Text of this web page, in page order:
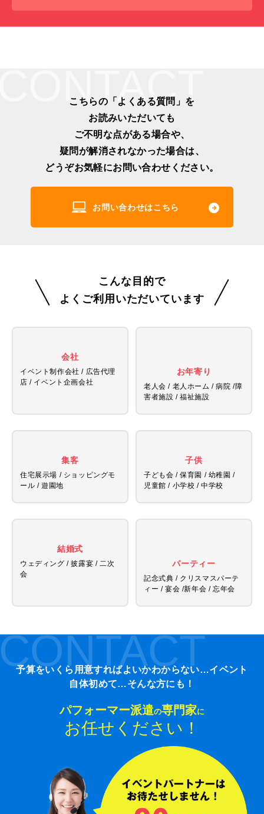
こちらの「よくある質問」を
お読みいただいても
ご不明な点がある場合や、
疑問が解消されなかった場合は、
どうぞお気軽にお問い合わせください。
お問い合わせはこちら
こんな目的で
よくご利用いただいています
会社
イベント制作会社 / 広告代理
店 / イベント企画会社
お年寄り
老人会 / 老人ホーム / 病院 /障
害者施設 / 福祉施設
集客
住宅展示場 / ショッピングモ
ール / 遊園地
子供
子ども会 / 保育園 / 幼稚園 /
児童館 / 小学校 / 中学校
結婚式
ウェディング / 披露宴 / 二次
会
パーティー
記念式典 / クリスマスパーテ
ィー / 宴会 /新年会 / 忘年会
予算をいくら用意すればよいかわからない…イベント
自体初めて…そんな方にも！
パフォーマー派遣の専門家に
お任せください！